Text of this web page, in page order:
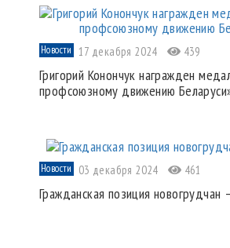
Новости 17 декабря 2024 439
Григорий Конончук награжден
профсоюзному движению
Новости 03 декабря 2024 461
Гражданская позиция новогрудчан